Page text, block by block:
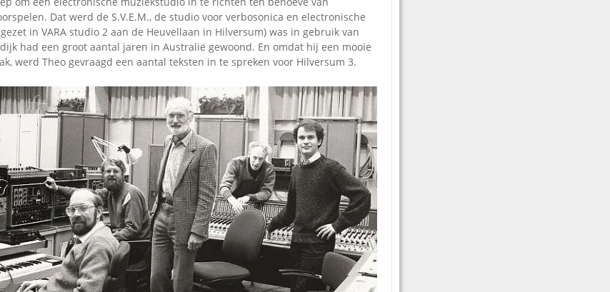
Dat werd de S.V.E.M., de studio voor verbosonica en electronische
in VARA studio 2 aan de Heuvellaan in Hilversum) was in gebruik van
had een groot aantal jaren in Australië gewoond. En omdat hij een mooie
werd Theo gevraagd een aantal teksten in te spreken voor Hilversum 3.